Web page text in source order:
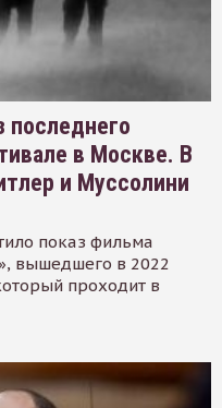
последнего
в Москве. В
и Муссолини
показ фильма
вышедшего в 2022
проходит в